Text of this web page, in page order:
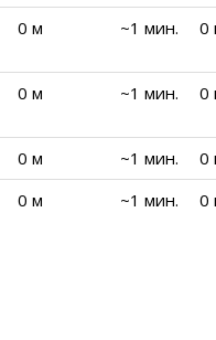
0 м ~1 мин. 0
0 м ~1 мин. 0
0 м ~1 мин.
0
0 м ~1 мин. 0